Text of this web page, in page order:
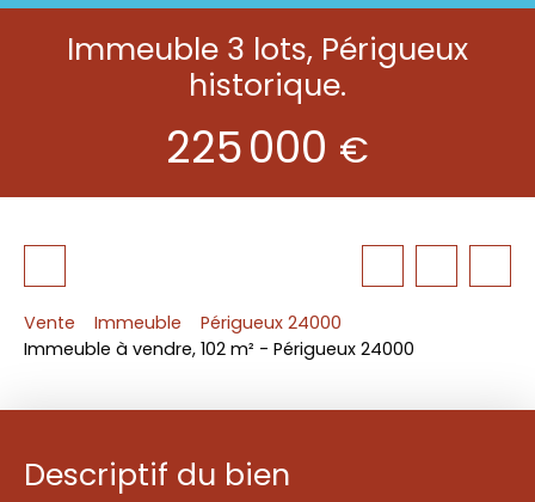
Immeuble 3 lots, Périgueux
historique.
225 000 €
Vente Immeuble
Périgueux 24000
Immeuble à vendre, 102 m² - Périgueux 24000
Descriptif du bien